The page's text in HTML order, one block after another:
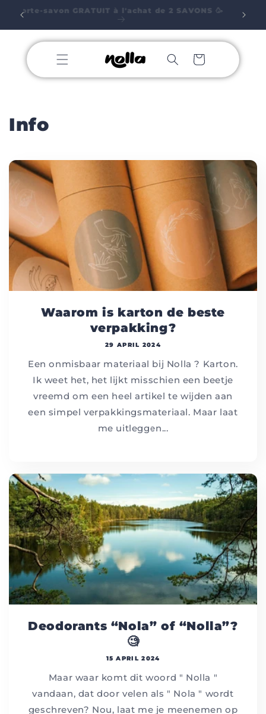
naar de
Porte-savon GRATUIT à l'achat de 2 SAVONS 🥳
Winkelwagen
Info
Waarom is karton de beste
verpakking?
29 APRIL 2024
Een onmisbaar materiaal bij Nolla ? Karton.
Ik weet het, het lijkt misschien een beetje
vreemd om een heel artikel te wijden aan
een simpel verpakkingsmateriaal. Maar laat
me uitleggen...
Deodorants “Nola” of “Nolla”?
🧐
15 APRIL 2024
Maar waar komt dit woord " Nolla "
vandaan, dat door velen als " Nola " wordt
geschreven? Nou, laat me je meenemen op